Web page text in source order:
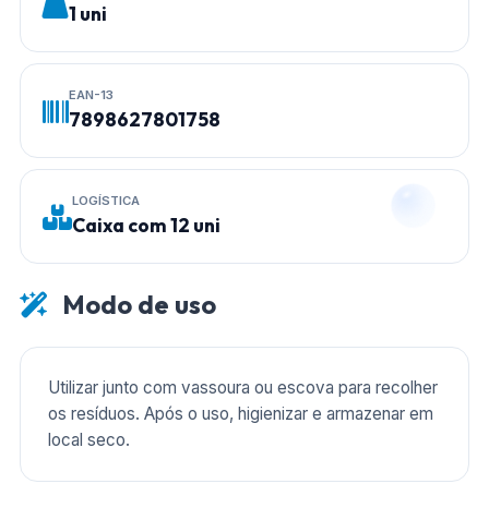
1 uni
EAN-13
7898627801758
LOGÍSTICA
Caixa com 12 uni
Modo de uso
Utilizar junto com vassoura ou escova para recolher
os resíduos. Após o uso, higienizar e armazenar em
local seco.